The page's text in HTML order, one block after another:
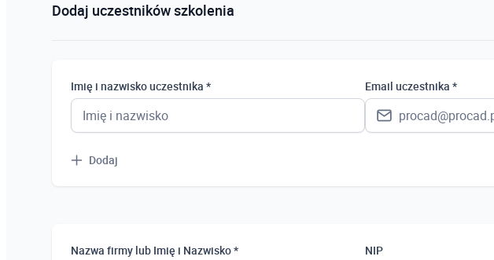
Dodaj uczestników szkolenia
Imię i nazwisko uczestnika * Email uczestnika *
Dodaj
Nazwa firmy lub Imię i Nazwisko * NIP